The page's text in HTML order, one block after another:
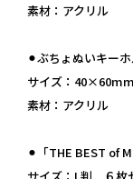
素材：アクリル
⚫︎ぶちょぬいキー
サイズ：40×60mm
素材：アクリル
⚫︎「THE BEST of